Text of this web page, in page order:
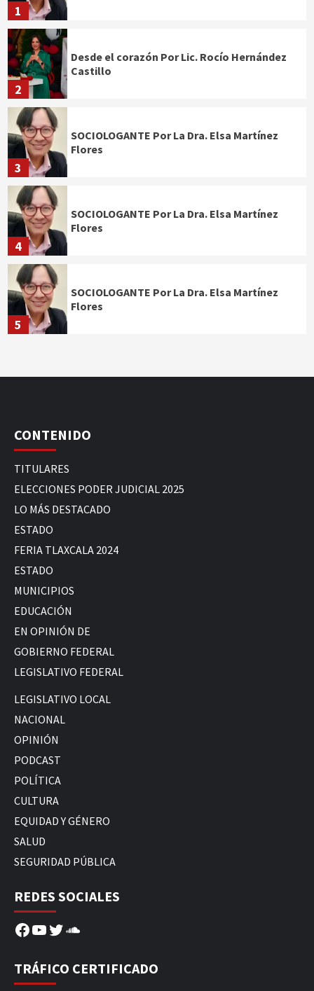
1
2
Desde el corazón Por Lic. Rocío Hernández
Castillo
3
SOCIOLOGANTE Por La Dra. Elsa Martínez
Flores
4
SOCIOLOGANTE Por La Dra. Elsa Martínez
Flores
5
SOCIOLOGANTE Por La Dra. Elsa Martínez
Flores
CONTENIDO
TITULARES
ELECCIONES PODER JUDICIAL 2025
LO MÁS DESTACADO
ESTADO
FERIA TLAXCALA 2024
ESTADO
MUNICIPIOS
EDUCACIÓN
EN OPINIÓN DE
GOBIERNO FEDERAL
LEGISLATIVO FEDERAL
LEGISLATIVO LOCAL
NACIONAL
OPINIÓN
PODCAST
POLÍTICA
CULTURA
EQUIDAD Y GÉNERO
SALUD
SEGURIDAD PÚBLICA
REDES SOCIALES
Facebook
YouTube
Twitter
SoundCloud
TRÁFICO CERTIFICADO